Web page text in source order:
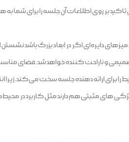
بر روی اطلاعات آن جلسه را برای شما به
دایره‌ای اگر در ابعاد بزرگ باشد
و ناراحت کننده خواهد شد. فضای
را برای ارائه دهنده جلسه سخت می‌کند،
های مثبتی هم دارند مثل کاربرد در